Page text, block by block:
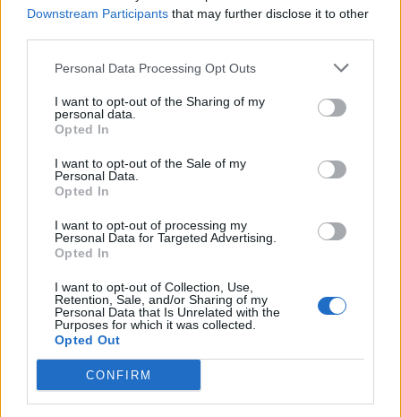
Downstream Participants that may further disclose it to other
Personal Data Processing Opt Outs
I want to opt-out of the Sharing of my
personal data.
Opted In
I want to opt-out of the Sale of my
Personal Data.
Opted In
I want to opt-out of processing my
Personal Data for Targeted Advertising.
Opted In
I want to opt-out of Collection, Use,
Retention, Sale, and/or Sharing of my
Personal Data that Is Unrelated with the
Purposes for which it was collected.
Opted Out
CONFIRM
Áramszünet lesz több udvarhely-
és gyergyószéki településen